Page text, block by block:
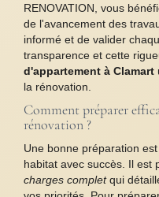
RENOVATION, vous
de l'avancement des
informé et de valider
transparence et cette
d'appartement à Clamart
la rénovation.
Comment préparer
rénovation ?
Une bonne préparation
habitat avec succès. Il est
charges completqui